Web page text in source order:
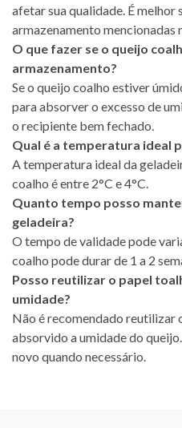
afetar sua qualidade. É melhor
armazenamento mencionadas
O que fazer se o queijo
armazenamento?
Se o queijo coalho estiver
para absorver o excesso de
o recipiente bem fechado.
Qual é a temperatura ideal
A temperatura ideal da
coalho é entre 2°C e 4°C.
Quanto tempo posso
geladeira?
O tempo de validade pode
coalho pode durar de 1 a 2
Posso reutilizar o papel
umidade?
Não é recomendado reutilizar
absorvido a umidade do
novo quando necessário.